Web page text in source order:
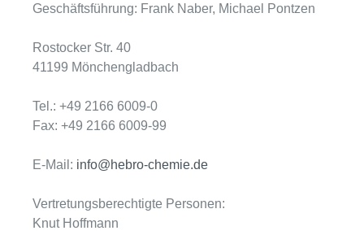
Geschäftsführung: Frank Naber, Michael Pontzen
Rostocker Str. 40
41199 Mönchengladbach
Tel.: +49 2166 6009-0
Fax: +49 2166 6009-99
E-Mail: info@hebro-chemie.de
Vertretungsberechtigte Personen:
Knut Hoffmann